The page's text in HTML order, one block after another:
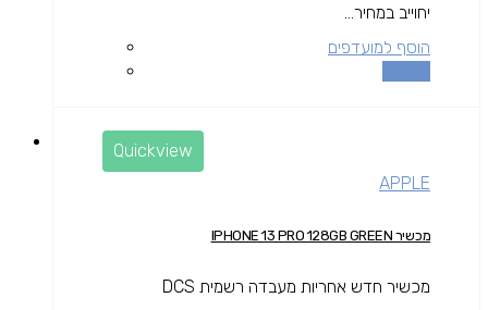
יחוייב במחיר...
הוסף למועדפים
Quickview
APPLE
מכשיר IPHONE 13 PRO 128GB GREEN
מכשיר חדש אחריות מעבדה רשמית DCS